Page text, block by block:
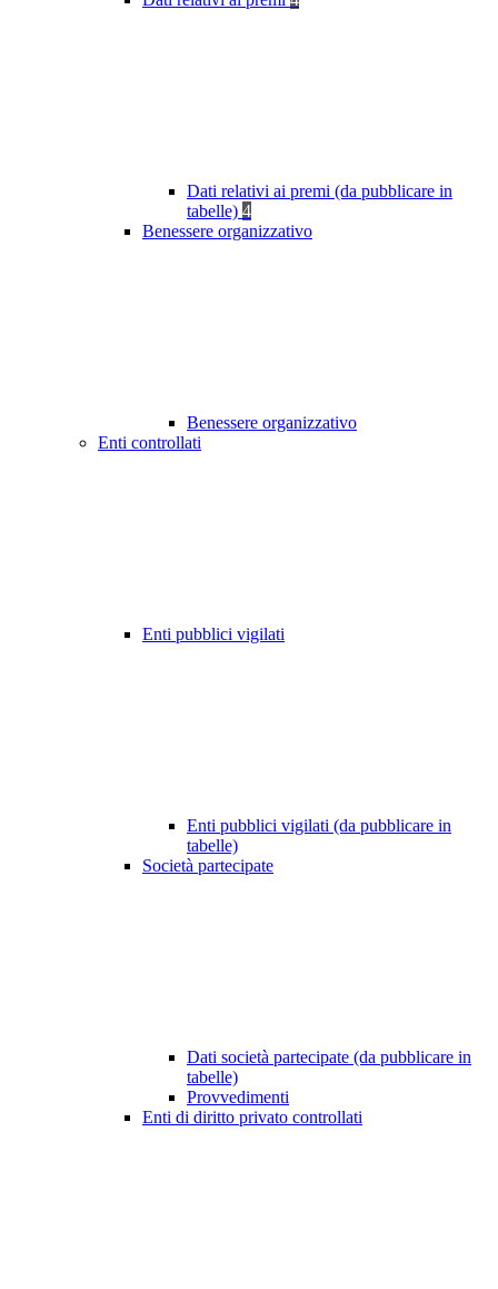
Dati relativi ai premi (da pubblicare in
tabelle) 4
Benessere organizzativo
Benessere organizzativo
Enti controllati
Enti pubblici vigilati
Enti pubblici vigilati (da pubblicare in
tabelle)
Società partecipate
Dati società partecipate (da pubblicare in
tabelle)
Provvedimenti
Enti di diritto privato controllati